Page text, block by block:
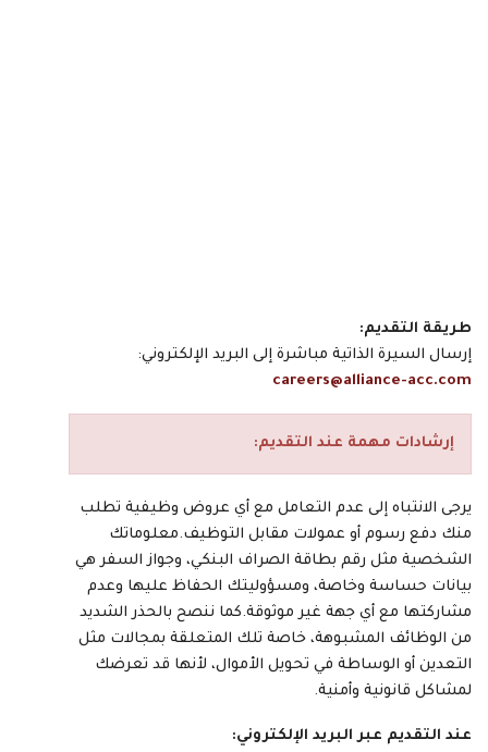
طريقة التقديم:
إرسال السيرة الذاتية مباشرة إلى البريد الإلكتروني:
careers@alliance-acc.com
إرشادات مهمة عند التقديم:
يرجى الانتباه إلى عدم التعامل مع أي عروض وظيفية تطلب
منك دفع رسوم أو عمولات مقابل التوظيف.معلوماتك
الشخصية مثل رقم بطاقة الصراف البنكي، وجواز السفر هي
بيانات حساسة وخاصة، ومسؤوليتك الحفاظ عليها وعدم
مشاركتها مع أي جهة غير موثوقة.كما ننصح بالحذر الشديد
من الوظائف المشبوهة، خاصة تلك المتعلقة بمجالات مثل
التعدين أو الوساطة في تحويل الأموال، لأنها قد تعرضك
لمشاكل قانونية وأمنية.
عند التقديم عبر البريد الإلكتروني: